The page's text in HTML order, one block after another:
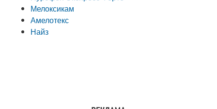
Мелоксикам
Амелотекс
Найз